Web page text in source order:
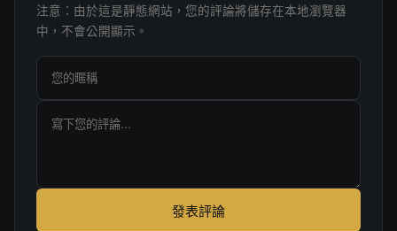
注意：由於這是靜態網站，您的評論將儲存在本地瀏覽器
中，不會公開顯示。
發表評論